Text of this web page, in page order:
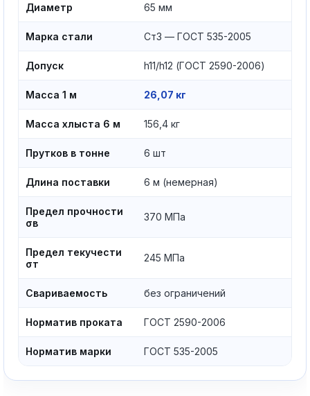
Диаметр 65 мм
Марка стали Ст3 — ГОСТ 535-2005
Допуск h11/h12 (ГОСТ 2590-2006)
Масса 1 м 26,07 кг
Масса хлыста 6 м 156,4 кг
Прутков в тонне 6 шт
Длина поставки 6 м (немерная)
Предел прочности
σв
370 МПа
Предел текучести
σт
245 МПа
Свариваемость без ограничений
Норматив проката ГОСТ 2590-2006
Норматив марки ГОСТ 535-2005